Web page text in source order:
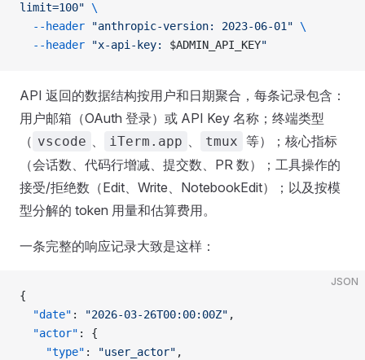
limit=100" \
  --header
"anthropic-version: 2023-06-01" \
  --header
"x-api-key: $ADMIN_API_KEY"
API 返回的数据结构按用户和日期聚合，每条记录包含：
用户邮箱（OAuth 登录）或 API Key 名称；终端类型
（ vscode 、 iTerm.app 、 tmux 等）；核心指标
（会话数、代码行增减、提交数、PR 数）；工具操作的
接受/拒绝数（Edit、Write、NotebookEdit）；以及按模
型分解的 token 用量和估算费用。
一条完整的响应记录大致是这样：
JSON
{
  "date"
: "2026-03-26T00:00:00Z" ,
  "actor"
: {
    "type"
: "user_actor" ,